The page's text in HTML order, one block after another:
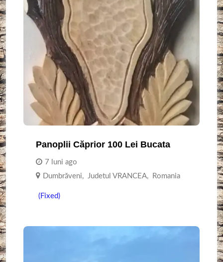
Panoplii Căprior 100 Lei Bucata
7 luni ago
Dumbrăveni, Judetul VRANCEA, Romania
(Fixed)